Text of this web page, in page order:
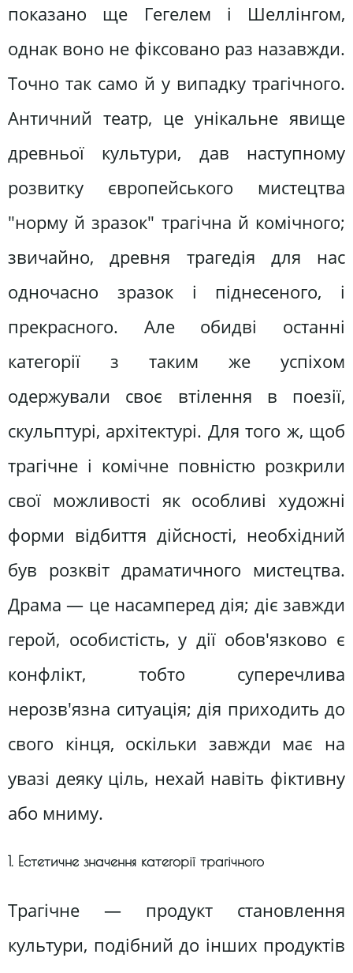
показано ще Гегелем і Шеллінгом,
однак воно не фіксовано раз назавжди.
Точно так само й у випадку трагічного.
Античний театр, це унікальне явище
древньої культури, дав наступному
розвитку європейського мистецтва
"норму й зразок" трагічна й комічного;
звичайно, древня трагедія для нас
одночасно зразок і піднесеного, і
прекрасного. Але обидві останні
категорії з таким же успіхом
одержували своє втілення в поезії,
скульптурі, архітектурі. Для того ж, щоб
трагічне і комічне повністю розкрили
свої можливості як особливі художні
форми відбиття дійсності, необхідний
був розквіт драматичного мистецтва.
Драма — це насамперед дія; діє завжди
герой, особистість, у дії обов'язково є
конфлікт, тобто суперечлива
нерозв'язна ситуація; дія приходить до
свого кінця, оскільки завжди має на
увазі деяку ціль, нехай навіть фіктивну
або мниму.
1. Естетичне значення категорії трагічного
Трагічне — продукт становлення
культури, подібний до інших продуктів